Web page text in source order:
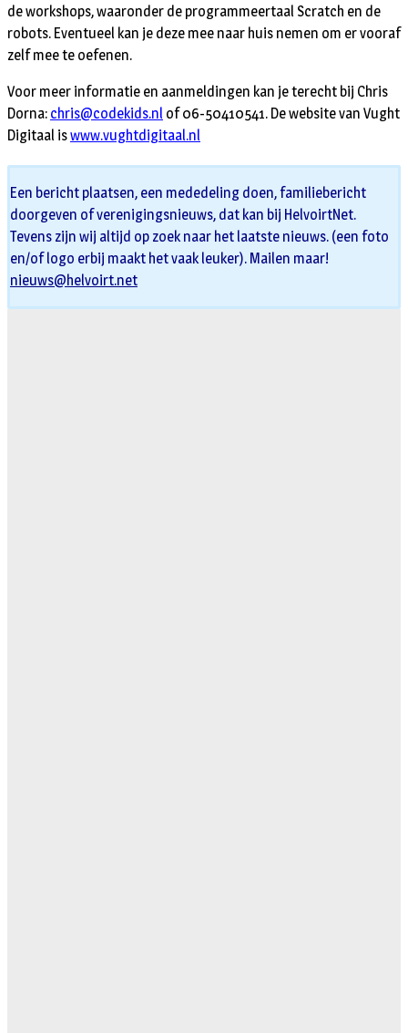
de workshops, waaronder de programmeertaal Scratch en de
robots. Eventueel kan je deze mee naar huis nemen om er vooraf
zelf mee te oefenen.
Voor meer informatie en aanmeldingen kan je terecht bij Chris
Dorna: chris@codekids.nl of 06-50410541. De website van Vught
Digitaal iswww.vughtdigitaal.nl
Een bericht plaatsen, een mededeling doen, familiebericht
doorgeven of verenigingsnieuws, dat kan bij HelvoirtNet.
Tevens zijn wij altijd op zoek naar het laatste nieuws. (een foto
en/of logo erbij maakt het vaak leuker). Mailen maar!
nieuws@helvoirt.net